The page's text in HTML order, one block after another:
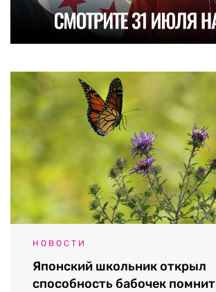
НОВОСТИ
Японский школьник открыл
способность бабочек